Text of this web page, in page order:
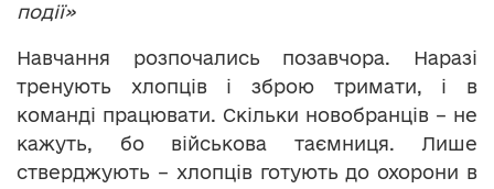
події»
Навчання розпочались позавчора. Наразі
тренують хлопців і зброю тримати, і в
команді працювати. Скільки новобранців – не
кажуть, бо військова таємниця. Лише
стверджують – хлопців готують до охорони в